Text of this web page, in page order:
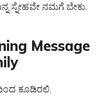
ಸ್ನೇಹವೇ ನಮಗೆ ಬೇಕು.
Message
ಕೂಡಿರಲಿ.